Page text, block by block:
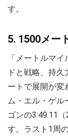
す。
5. 1500メー
「メートルマ
ドと戦略、持
ートで展開が変
ム・エル・ゲル
ゴンの3:49.11
す。ラスト1周